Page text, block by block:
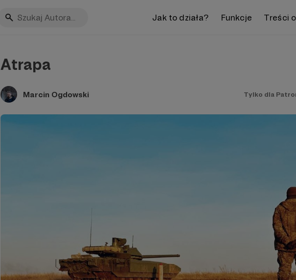
Jak to działa? Funkcje Treści
Atrapa
Marcin Ogdowski Tylko dla